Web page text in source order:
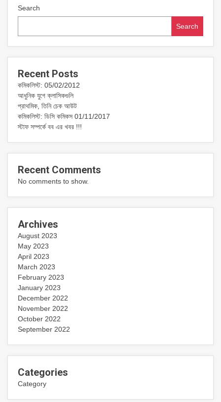
Search
Search
Recent Posts
কমিকলিস্ট: 05/02/2012
আধুনিক যুগে ক্লাসিকগুলি
প্রাথমিক, তিনি চেক আউট
কমিকলিস্ট: ডিসি কমিকস 01/11/2017
স্টাফ সম্পর্কে বব এর খবর !!!
Recent Comments
No comments to show.
Archives
August 2023
May 2023
April 2023
March 2023
February 2023
January 2023
December 2022
November 2022
October 2022
September 2022
Categories
Category